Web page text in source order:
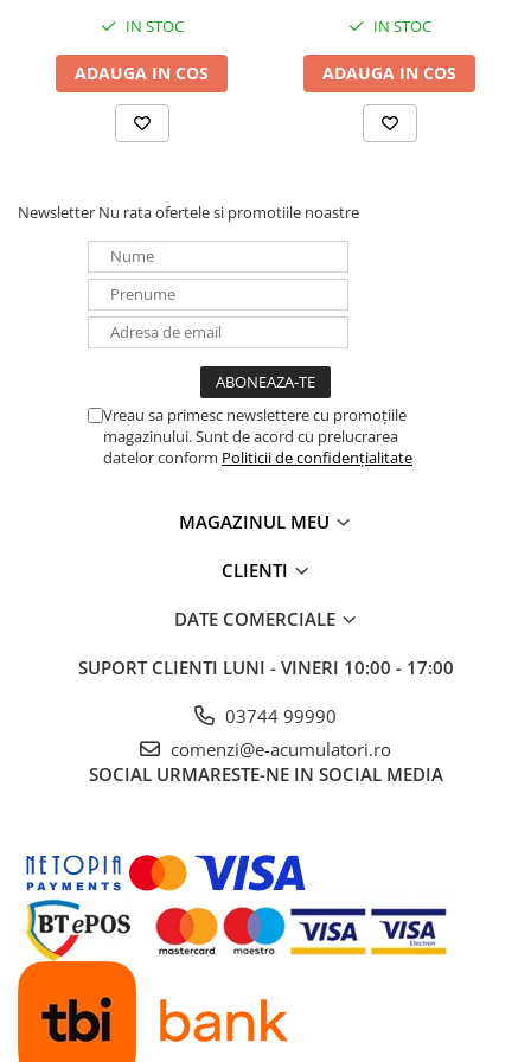
Panouri portabile
Racire/Incalzire
Statii energie portabile
Intrerupatoare si prize
Dulapuri pentru cablare
Tablouri electrice
Lumina (Becuri si Lanterne)
Laptop & PC accesorii, baterii,
cabluri USB, prelungitoare USB
Cablu de date si Adaptoare
Invertoare
IN STOC
ADAUGA IN COS
IN STOC
ADAUGA IN COS
Newsletter Nu rata ofertele si promotiile noastre
Vreau sa primesc newslettere cu promoțiile
magazinului. Sunt de acord cu prelucrarea
datelor conform Politicii de confidențialitate
MAGAZINUL MEU
CLIENTI
DATE COMERCIALE
SUPORT CLIENTI LUNI - VINERI 10:00 - 17:00
03744 99990
comenzi@e-acumulatori.ro
SOCIAL URMARESTE-NE IN SOCIAL MEDIA